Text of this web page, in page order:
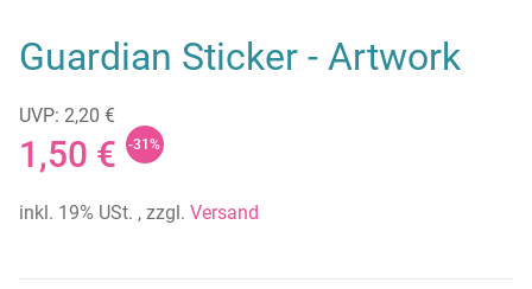
Guardian Sticker - Artwork
UVP: 2,20 €
1,50 € -31%
inkl. 19% USt. , zzgl. Versand